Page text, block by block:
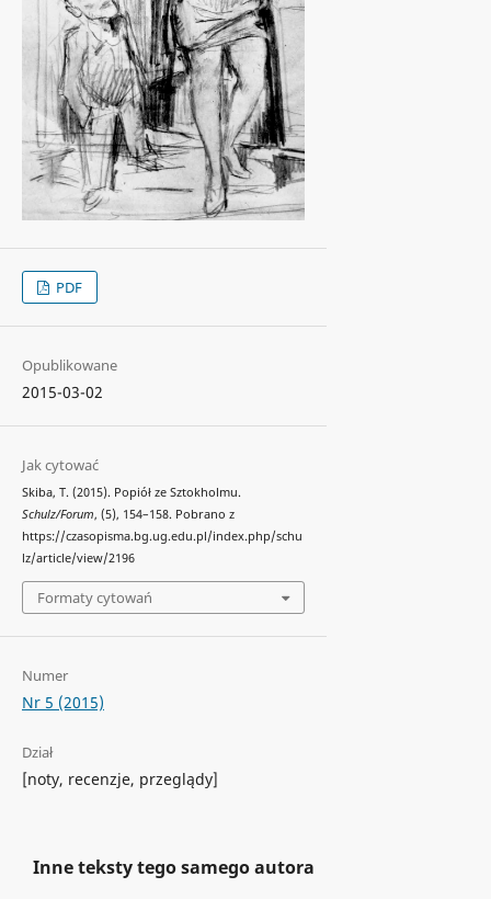
PDF
Opublikowane
2015-03-02
Jak cytować
Skiba, T. (2015). Popiół ze Sztokholmu.
Schulz/Forum, (5), 154–158. Pobrano z
https://czasopisma.bg.ug.edu.pl/index.php/schu
lz/article/view/2196
Formaty cytowań
Numer
Nr 5 (2015)
Dział
[noty, recenzje, przeglądy]
Inne teksty tego samego autora